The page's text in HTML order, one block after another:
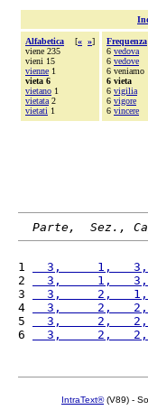
Alfabetica [« »]
viene 235
vieni 15
vienne 1
vieta 6
vietano 1
vietata 2
vietati 1
Frequenza
6 vedova
6 vedove
6 veniamo
6 vieta
6 vigilia
6 vigore
6 vincere
Parte,  Sez.,
1
3,     1,
2
3,     1,
3
3,     2,
4
3,     2,
5
3,     2,
6
3,     2,
IntraText®(V89) -